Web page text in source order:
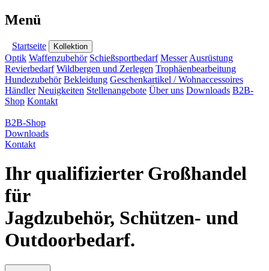
Menü
Startseite Kollektion
Optik Waffenzubehör Schießsportbedarf Messer Ausrüstung
Revierbedarf Wildbergen und Zerlegen Trophäenbearbeitung
Hundezubehör Bekleidung Geschenkartikel / Wohnaccessoires
Händler Neuigkeiten Stellenangebote Über uns Downloads B2B-
Shop Kontakt
B2B-Shop
Downloads
Kontakt
Ihr qualifizierter Großhandel
für
Jagdzubehör, Schützen- und
Outdoorbedarf.